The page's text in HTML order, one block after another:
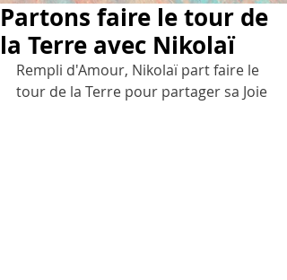
Partons faire le tour de
la Terre avec Nikolaï
Rempli d'Amour, Nikolaï part faire le
tour de la Terre pour partager sa Joie